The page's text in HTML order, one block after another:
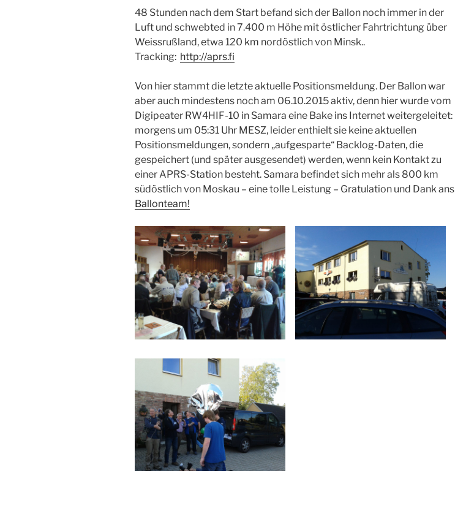
48 Stunden nach dem Start befand sich der Ballon noch immer in der
Luft und schwebted in 7.400 m Höhe mit östlicher Fahrtrichtung über
Weissrußland, etwa 120 km nordöstlich von Minsk..
Tracking: http://aprs.fi
Von hier stammt die letzte aktuelle Positionsmeldung. Der Ballon war
aber auch mindestens noch am 06.10.2015 aktiv, denn hier wurde vom
Digipeater RW4HIF-10 in Samara eine Bake ins Internet weitergeleitet:
morgens um 05:31 Uhr MESZ, leider enthielt sie keine aktuellen
Positionsmeldungen, sondern „aufgesparte“ Backlog-Daten, die
gespeichert (und später ausgesendet) werden, wenn kein Kontakt zu
einer APRS-Station besteht. Samara befindet sich mehr als 800 km
südöstlich von Moskau – eine tolle Leistung – Gratulation und Dank ans
Ballonteam!